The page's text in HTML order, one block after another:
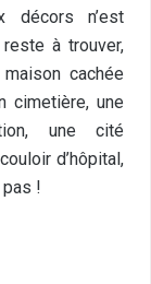
décors n’est
à trouver,
cachée
cimetière, une
une cité
d’hôpital,
pas !